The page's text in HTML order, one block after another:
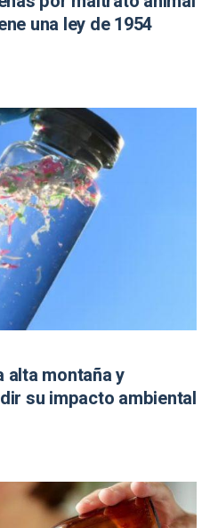
una ley de 1954
alta montaña y
su impacto ambiental